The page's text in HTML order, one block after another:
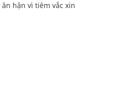
hận vì tiêm vắc xin